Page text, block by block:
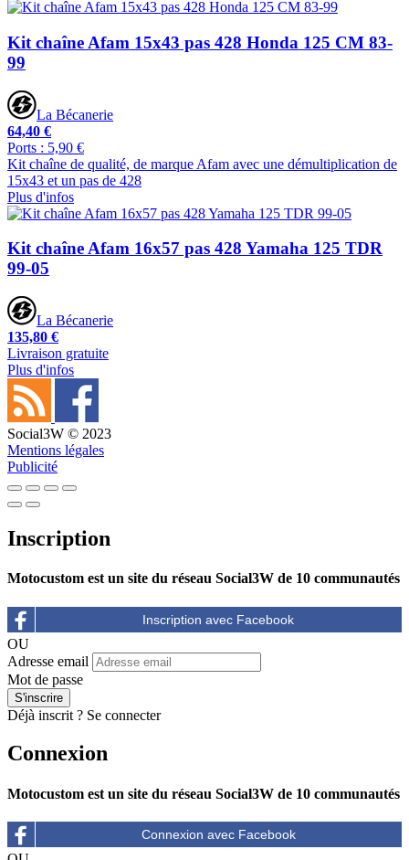
Kit chaîne Afam 15x43 pas 428 Honda 125 CM 83-
99
La Bécanerie
64,40 €
Ports : 5,90 €
Kit chaîne de qualité, de marque Afam avec une démultiplication de
15x43 et un pas de 428
Plus d'infos
Kit chaîne Afam 16x57 pas 428 Yamaha 125 TDR
99-05
La Bécanerie
135,80 €
Livraison gratuite
Plus d'infos
Social3W © 2023
Mentions légales
Publicité
Inscription
Motocustom est un site du réseau Social3W de 10 communautés
OU
Adresse email
Mot de passe
Déjà inscrit ? Se connecter
Connexion
Motocustom est un site du réseau Social3W de 10 communautés